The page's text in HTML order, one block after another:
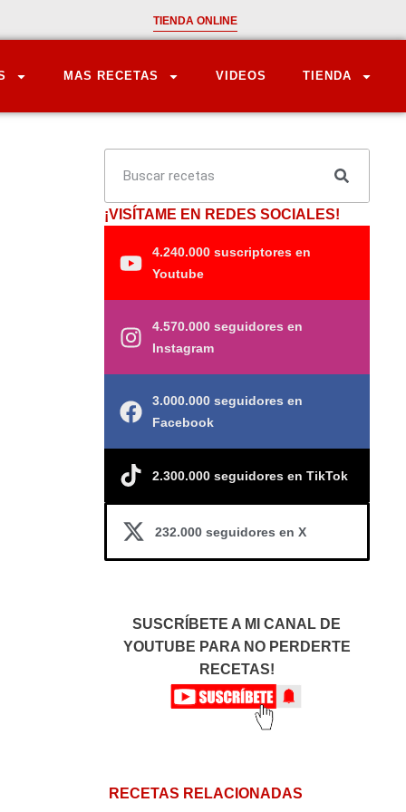
TIENDA ONLINE
MAS RECETAS VIDEOS TIENDA
¡VISÍTAME EN REDES SOCIALES!
4.240.000 suscriptores en
Youtube
4.570.000 seguidores en
Instagram
3.000.000 seguidores en
Facebook
2.300.000 seguidores en TikTok
232.000 seguidores en X
SUSCRÍBETE A MI CANAL DE
YOUTUBE PARA NO PERDERTE
RECETAS!
RECETAS RELACIONADAS